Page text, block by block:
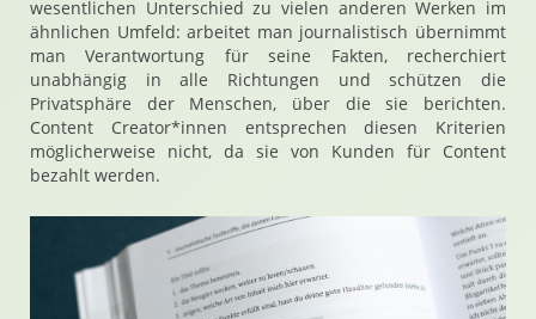
wesentlichen Unterschied zu vielen anderen Werken im
ähnlichen Umfeld: arbeitet man journalistisch übernimmt
man Verantwortung für seine Fakten, recherchiert
unabhängig in alle Richtungen und schützen die
Privatsphäre der Menschen, über die sie berichten.
Content Creator*innen entsprechen diesen Kriterien
möglicherweise nicht, da sie von Kunden für Content
bezahlt werden.